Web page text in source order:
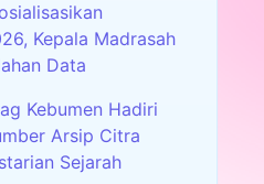
Kepala Madrasah
Data
Kebumen Hadiri
Arsip Citra
Sejarah